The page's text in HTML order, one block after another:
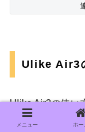
Ulike Air3
Ulike Air3の使い
メニュー ホー